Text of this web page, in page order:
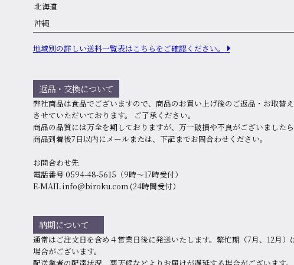
北海道
沖縄
地域別の詳しい送料⼀覧表はこちらをご確認ください。
返品・交換について
弊社商品は食品でございますので、商品のお買い上げ後のご返品・お取替
させていただいております。 ご了承ください。
商品の品質には万全を期しておりますが、万⼀破損や不良がございましたら
商品到着後7⽇以内にメールまたは、下記までお問合わせください。
お問合わせ先
電話番号 0594-48-5615（9時〜17時受付）
E-MAIL info@biroku.com (24時間受付）
納期について
通常はご注文日を含め４営業日後に発送いたします。繁忙期（7月、12月）
場合がございます。